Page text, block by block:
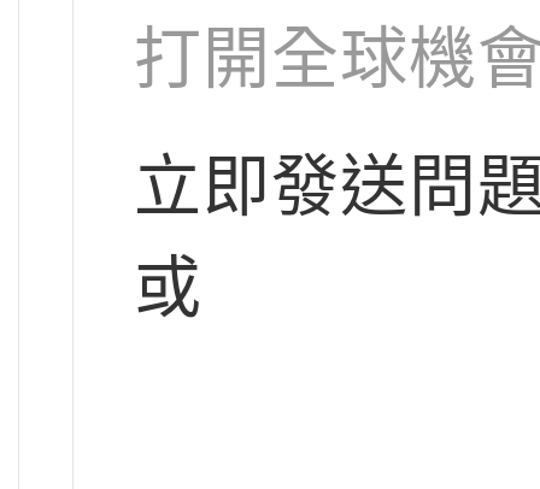
打開全球機
立即發送問
或